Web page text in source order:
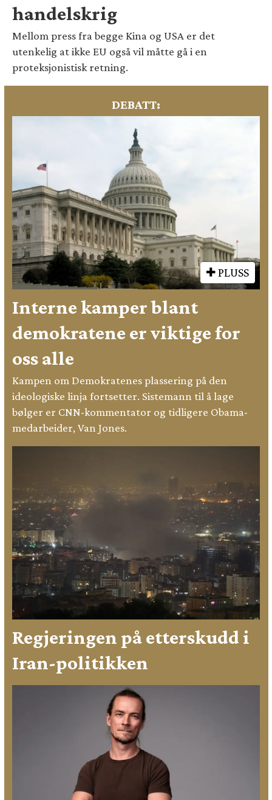
handelskrig
Mellom press fra begge Kina og USA er det
utenkelig at ikke EU også vil måtte gå i en
proteksjonistisk retning.
DEBATT:
PLUSS
Interne kamper blant
demokratene er viktige for
oss alle
Kampen om Demokratenes plassering på den
ideologiske linja fortsetter. Sistemann til å lage
bølger er CNN-kommentator og tidligere Obama-
medarbeider, Van Jones.
Regjeringen på etterskudd i
Iran-politikken